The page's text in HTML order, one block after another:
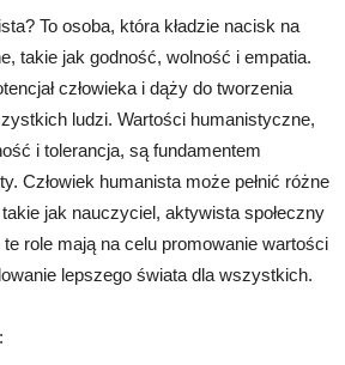
To osoba, która kładzie nacisk na
takie jak godność, wolność i empatia.
człowieka i dąży do tworzenia
ludzi. Wartości humanistyczne,
i tolerancja, są fundamentem
Człowiek humanista może pełnić różne
jak nauczyciel, aktywista społeczny
role mają na celu promowanie wartości
lepszego świata dla wszystkich.